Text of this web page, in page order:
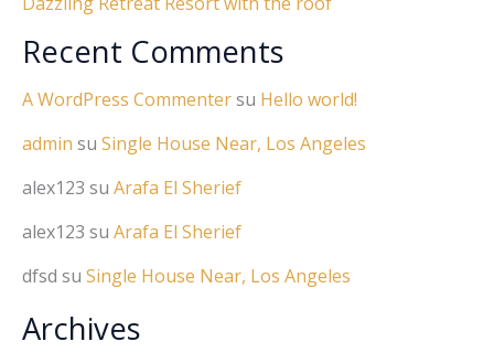
Recent Comments
A WordPress Commentersu Hello world!
admin su Single House Near, Los Angeles
alex123 su Arafa El Sherief
alex123 su Arafa El Sherief
dfsd su Single House Near, Los Angeles
Archives